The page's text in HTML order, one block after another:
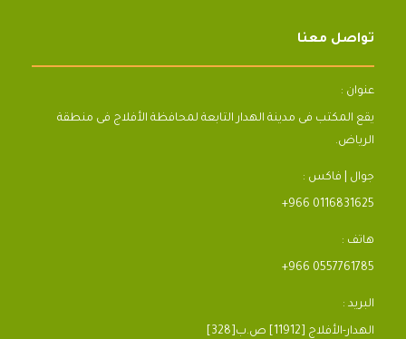
تواصل معنا
عنوان :
يقع المكتب فى مدينة الهدار التابعة لمحافظة الأفلاج فى منطقة
الرياض.
جوال | فاكس :
+966 0116831625
هاتف :
+966 0557761785
البريد :
[328]الهدار-الأفلاج [11912] ص.ب